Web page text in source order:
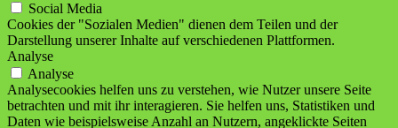
Social Media
Cookies der "Sozialen Medien" dienen dem Teilen und der
Darstellung unserer Inhalte auf verschiedenen Plattformen.
Analyse
Analyse
Analysecookies helfen uns zu verstehen, wie Nutzer unsere Seite
betrachten und mit ihr interagieren. Sie helfen uns, Statistiken und
Daten wie beispielsweise Anzahl an Nutzern, angeklickte Seiten